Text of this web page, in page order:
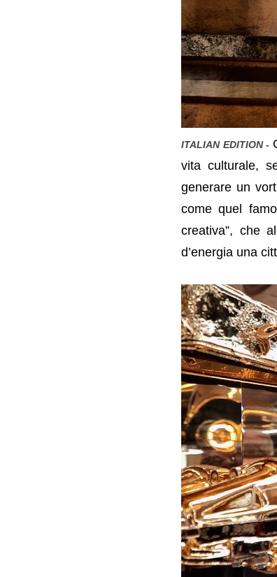
ITALIAN EDITION -
vita culturale,
generare un
come quel
creativa”, che
d’energia una